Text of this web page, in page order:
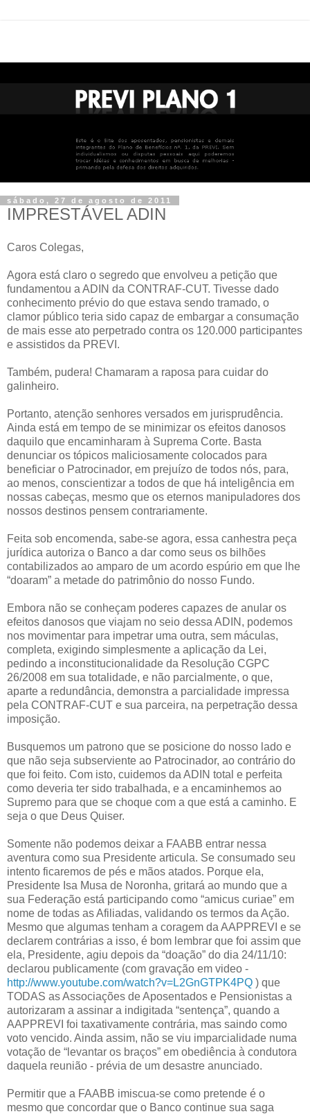
sábado, 27 de agosto de 2011
IMPRESTÁVEL ADIN
Caros Colegas,
Agora está claro o segredo que envolveu a petição que
fundamentou a ADIN da CONTRAF-CUT. Tivesse dado
conhecimento prévio do que estava sendo tramado, o
clamor público teria sido capaz de embargar a consumação
de mais esse ato perpetrado contra os 120.000 participantes
e assistidos da PREVI.
Também, pudera! Chamaram a raposa para cuidar do
galinheiro.
Portanto, atenção senhores versados em jurisprudência.
Ainda está em tempo de se minimizar os efeitos danosos
daquilo que encaminharam à Suprema Corte. Basta
denunciar os tópicos maliciosamente colocados para
beneficiar o Patrocinador, em prejuízo de todos nós, para,
ao menos, conscientizar a todos de que há inteligência em
nossas cabeças, mesmo que os eternos manipuladores dos
nossos destinos pensem contrariamente.
Feita sob encomenda, sabe-se agora, essa canhestra peça
jurídica autoriza o Banco a dar como seus os bilhões
contabilizados ao amparo de um acordo espúrio em que lhe
“doaram” a metade do patrimônio do nosso Fundo.
Embora não se conheçam poderes capazes de anular os
efeitos danosos que viajam no seio dessa ADIN, podemos
nos movimentar para impetrar uma outra, sem máculas,
completa, exigindo simplesmente a aplicação da Lei,
pedindo a inconstitucionalidade da Resolução CGPC
26/2008 em sua totalidade, e não parcialmente, o que,
aparte a redundância, demonstra a parcialidade impressa
pela CONTRAF-CUT e sua parceira, na perpetração dessa
imposição.
Busquemos um patrono que se posicione do nosso lado e
que não seja subserviente ao Patrocinador, ao contrário do
que foi feito. Com isto, cuidemos da ADIN total e perfeita
como deveria ter sido trabalhada, e a encaminhemos ao
Supremo para que se choque com a que está a caminho. E
seja o que Deus Quiser.
Somente não podemos deixar a FAABB entrar nessa
aventura como sua Presidente articula. Se consumado seu
intento ficaremos de pés e mãos atados. Porque ela,
Presidente Isa Musa de Noronha, gritará ao mundo que a
sua Federação está participando como “amicus curiae” em
nome de todas as Afiliadas, validando os termos da Ação.
Mesmo que algumas tenham a coragem da AAPPREVI e se
declarem contrárias a isso, é bom lembrar que foi assim que
ela, Presidente, agiu depois da “doação” do dia 24/11/10:
declarou publicamente (com gravação em video -
http://www.youtube.com/watch?v=L2GnGTPK4PQ ) que
TODAS as Associações de Aposentados e Pensionistas a
autorizaram a assinar a indigitada “sentença”, quando a
AAPPREVI foi taxativamente contrária, mas saindo como
voto vencido. Ainda assim, não se viu imparcialidade numa
votação de “levantar os braços” em obediência à condutora
daquela reunião - prévia de um desastre anunciado.
Permitir que a FAABB imiscua-se como pretende é o
mesmo que concordar que o Banco continue sua saga